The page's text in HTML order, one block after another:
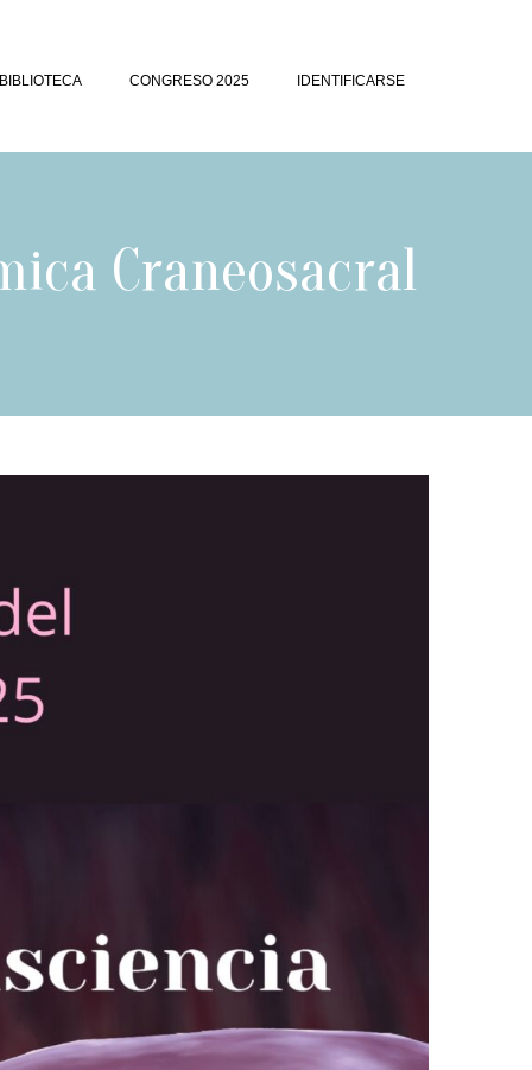
BIBLIOTECA CONGRESO 2025 IDENTIFICARSE
Craneosacral